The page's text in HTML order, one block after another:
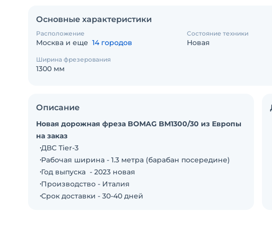
Основные характеристики
Расположение
Москва и еще 14 городов
Состояние техники
Новая
Ширина фрезерования
1300 мм
Описание
Новая дорожная фреза BOMAG BM1300/30 из Европы
на заказ
ДВС Tier-3
Рабочая ширина - 1.3 метра (барабан посередине)
Год выпуска - 2023 новая
Производство - Италия
Срок доставки - 30-40 дней